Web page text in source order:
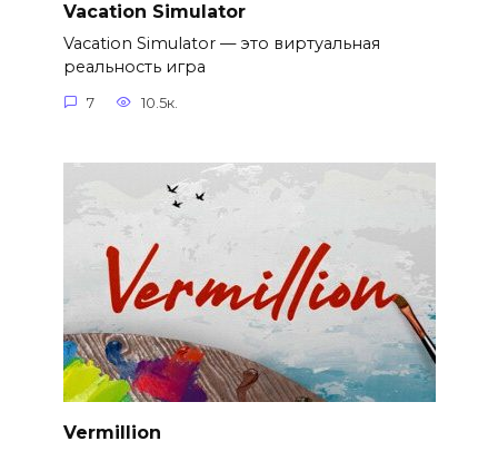
Vacation Simulator
Vacation Simulator — это виртуальная
реальность игра
7 10.5к.
Vermillion